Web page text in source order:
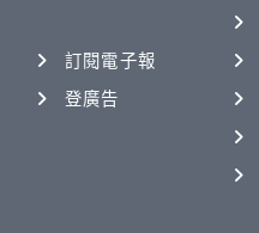
訂閱電子報
登廣告